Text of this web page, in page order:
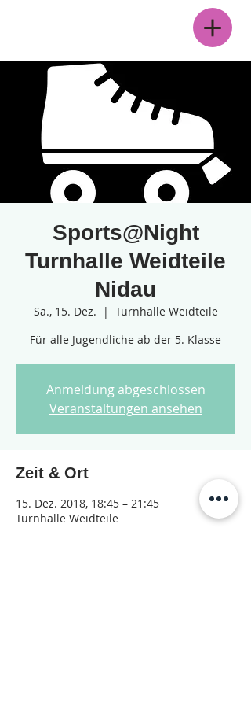
Sports@Night
Turnhalle Weidteile
Nidau
Sa., 15. Dez.
  |
Turnhalle Weidteile
Für alle Jugendliche ab der 5. Klasse
Anmeldung abgeschlossen
Veranstaltungen ansehen
Zeit & Ort
15. Dez. 2018, 18:45 – 21:45
Turnhalle Weidteile